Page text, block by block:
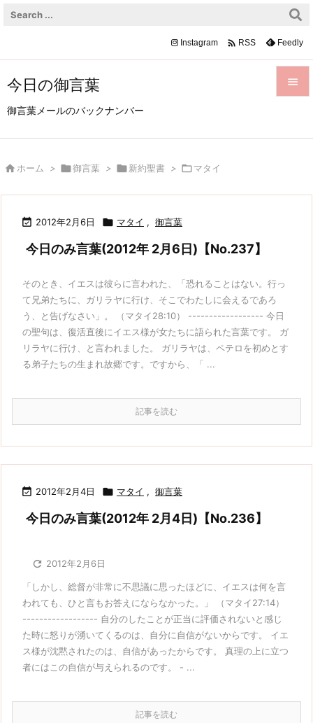
今日の御言葉
御言葉メールのバックナンバー

前へ
Instagram  RSS Feedly
 ホーム > 御言葉 > 新約聖書 > マタイ
 2012年2月6日  マタイ , 御言葉
今日のみ言葉(2012年 2月6日)【No.237】
そのとき、イエスは彼らに言われた、「恐れることはない。行っ
て兄弟たちに、ガリラヤに行け、そこでわたしに会えるであろ
う、と告げなさい」。 （マタイ28:10） ------------------ 今日
の聖句は、復活直後にイエス様が女たちに語られた言葉です。 ガ
リラヤに行け、と言われました。 ガリラヤは、ペテロを初めとす
る弟子たちの生まれ故郷です。ですから、「 ...
記事を読む
 2012年2月4日  マタイ , 御言葉
今日のみ言葉(2012年 2月4日)【No.236】
 2012年2月6日
「しかし、総督が非常に不思議に思ったほどに、イエスは何を言
われても、ひと言もお答えにならなかった。」 （マタイ27:14）
------------------ 自分のしたことが正当に評価されないと感じ
た時に怒りが湧いてくるのは、自分に自信がないからです。 イエ
ス様が沈黙されたのは、自信があったからです。 真理の上に立つ
者にはこの自信が与えられるのです。 - ...
記事を読む